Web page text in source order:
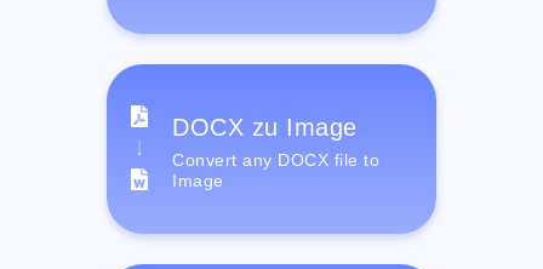
DOCX zu Image
Convert any DOCX file to
Image